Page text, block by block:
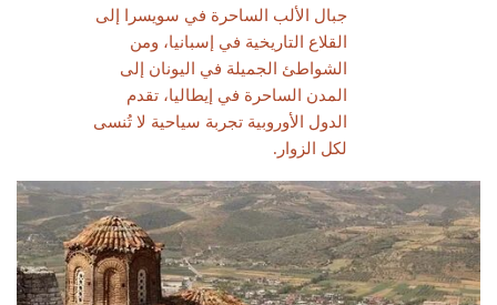
جبال الألب الساحرة في سويسرا إلى
القلاع التاريخية في إسبانيا، ومن
الشواطئ الجميلة في اليونان إلى
المدن الساحرة في إيطاليا، تقدم
الدول الأوروبية تجربة سياحية لا تُنسى
لكل الزوار.